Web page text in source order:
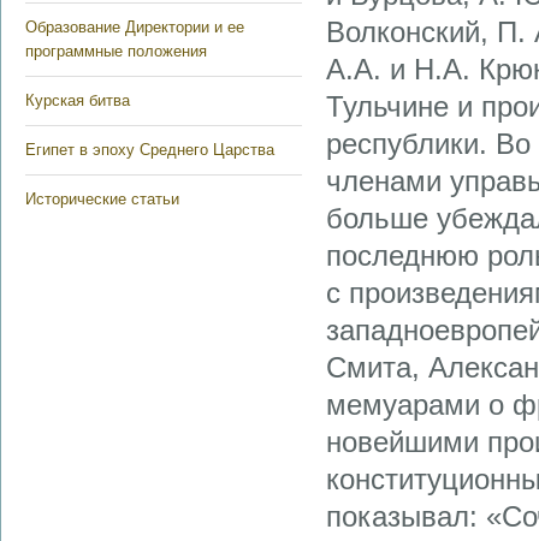
Образование Директории и ее
программные положения
Курская битва
Египет в эпоху Среднего Царства
Исторические статьи
Волконский,
А.А. и Н.А.
Тульчине и
республики.
членами
больше
последнюю
с
Смита,
мемуарами о
новейшими
показывал: